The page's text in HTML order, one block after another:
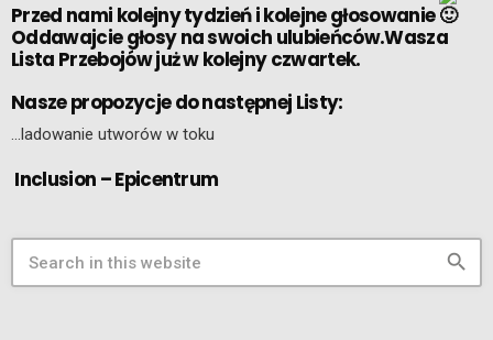
Przed nami kolejny tydzień i kolejne głosowanie
Oddawajcie głosy na swoich ulubieńców.Wasza
Lista Przebojów już w kolejny czwartek.
Nasze propozycje do następnej Listy:
…ladowanie utworów w toku
Inclusion – Epicentrum
search